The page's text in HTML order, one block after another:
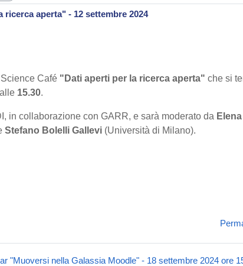
aperta" - 12 settembre 2024
Café "Dati aperti per la ricerca aperta" che si
alle 15.30.
in collaborazione con GARR, e sarà moderato da Elena
Stefano Bolelli Gallevi (Università di Milano).
"Muoversi nella Galassia Moodle" - 18 settembre 2024 ore